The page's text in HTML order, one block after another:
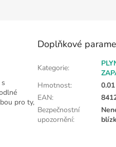
pro ty,
Doplňkové
Kategorie:
Hmotnost:
EAN:
Bezpečnostní
upozornění: